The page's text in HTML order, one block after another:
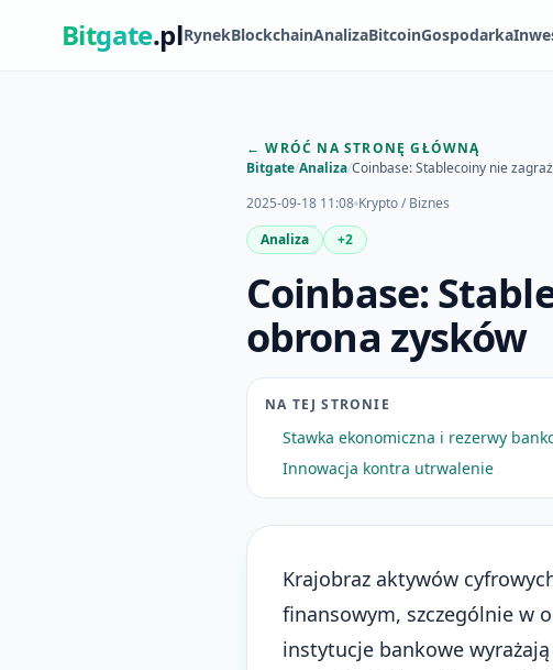
Bitgate.plRynekBlockchainAnalizaBitcoinGospodarka
← WRÓĆ NA STRONĘ GŁÓWNĄ
Bitgate/Analiza/Coinbase: Stablecoiny nie
2025-09-18 11:08 Krypto / Biznes
Analiza
+2
Coinbase:
obrona zysków
NA TEJ STRONIE
Stawka ekonomiczna i rezerwy
Innowacja kontra utrwalenie
Krajobraz aktywów
finansowym, szczególnie w
instytucje bankowe